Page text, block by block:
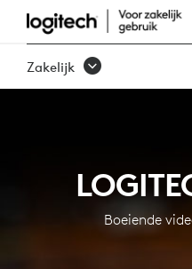
MEVO
FOR
BUSINESS:
Zakelijk
Boeiende